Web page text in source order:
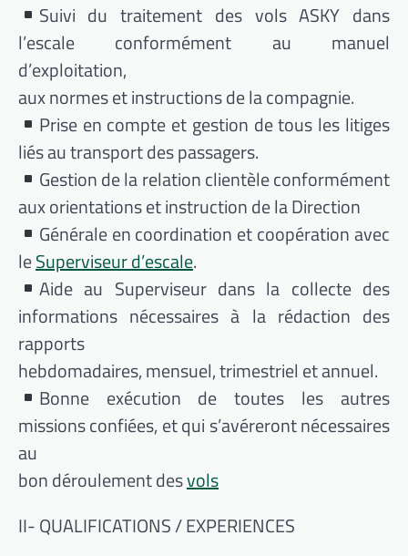
Suivi du traitement des vols ASKY dans
l’escale conformément au manuel
d’exploitation,
aux normes et instructions de la compagnie.
Prise en compte et gestion de tous les litiges
liés au transport des passagers.
Gestion de la relation clientèle conformément
aux orientations et instruction de la Direction
Générale en coordination et coopération avec
leSuperviseur d’escale.
Aide au Superviseur dans la collecte des
informations nécessaires à la rédaction des
rapports
hebdomadaires, mensuel, trimestriel et annuel.
Bonne exécution de toutes les autres
missions confiées, et qui s’avéreront nécessaires
au
bon déroulement desvols
II- QUALIFICATIONS / EXPERIENCES